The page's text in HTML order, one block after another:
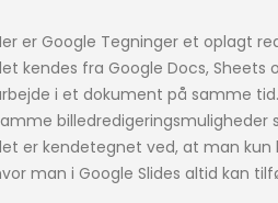
er Google Tegninger et oplagt
kendes fra Google Docs, Sheets
i et dokument på samme
billedredigeringsmuligheder
er kendetegnet ved, at man kun
man i Google Slides altid kan